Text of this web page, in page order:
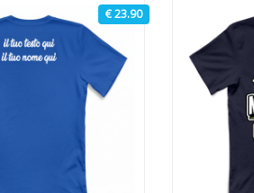
€ 23.90